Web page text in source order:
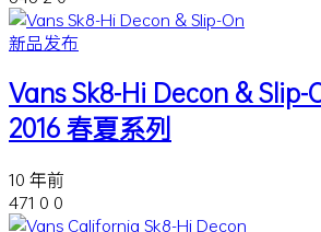
新品发布
Vans Sk8-Hi Decon & Slip-
2016 春夏系列
10 年前
471 0 0